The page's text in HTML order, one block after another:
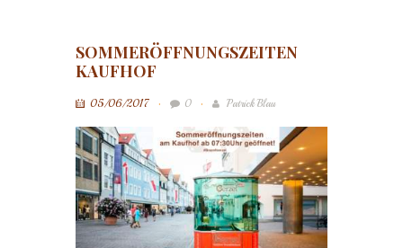
SOMMERÖFFNUNGSZEITEN
KAUFHOF
05/06/2017 0 Patrick Blau